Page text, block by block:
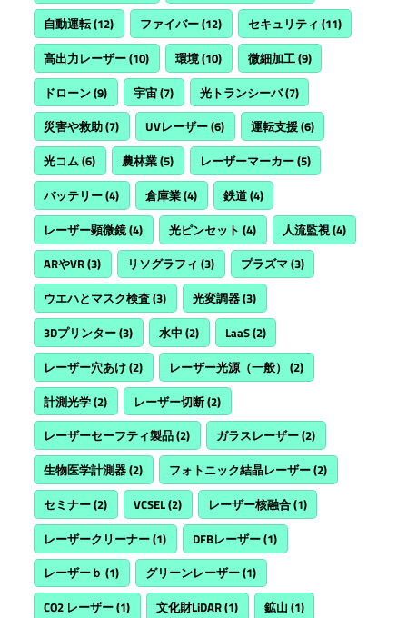
自動運転(12) ファイバー(12) セキュリティ (11)
高出力レーザー(10) 環境(10) 微細加工(9)
ドローン(9) 宇宙(7) 光トランシーバ(7)
災害や救助(7) UVレーザー(6) 運転支援(6)
光コム(6) 農林業(5) レーザーマーカー(5)
バッテリー(4) 倉庫業(4) 鉄道(4)
レーザー顕微鏡(4) 光ピンセット (4) 人流監視(4)
ARやVR(3) リソグラフィ (3) プラズマ(3)
ウエハとマスク検査(3) 光変調器(3)
3Dプリンター(3) 水中 (2) LaaS(2)
レーザー穴あけ(2) レーザー光源（一般） (2)
計測光学(2) レーザー切断(2)
レーザーセーフティ製品(2) ガラスレーザー(2)
生物医学計測器(2) フォトニック結晶レーザー(2)
セミナー(2) VCSEL(2) レーザー核融合(1)
レーザークリーナー(1) DFBレーザー(1)
レーザーｂ (1) グリーンレーザー(1)
CO2 レーザー(1) 文化財LiDAR(1) 鉱山 (1)